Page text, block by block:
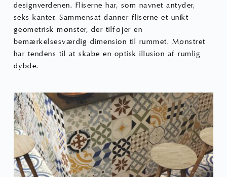
designverdenen. Fliserne har, som navnet antyder,
seks kanter. Sammensat danner fliserne et unikt
geometrisk mønster, der tilføjer en
bemærkelsesværdig dimension til rummet. Mønstret
har tendens til at skabe en optisk illusion af rumlig
dybde.